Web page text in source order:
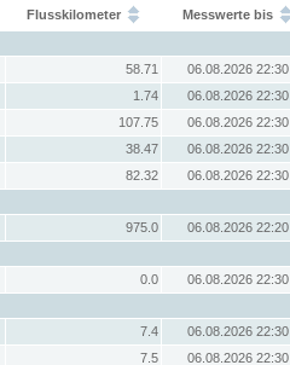
Flusskilometer Messwerte bis
58.71
06.08.2026 22:30
1.74
06.08.2026 22:30
107.75
06.08.2026 22:30
38.47
06.08.2026 22:30
82.32
06.08.2026 22:30
975.0
06.08.2026 22:20
0.0
06.08.2026 22:30
7.4
06.08.2026 22:30
7.5
06.08.2026 22:30